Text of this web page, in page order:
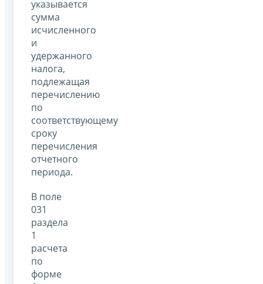
указывается
сумма
исчисленного
и
удержанного
налога,
подлежащая
перечислению
по
соответствующему
сроку
перечисления
отчетного
периода.
В поле
031
раздела
1
расчета
по
форме